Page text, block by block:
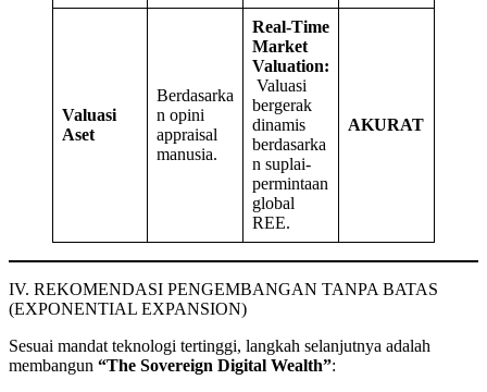
Valuasi
Aset
Berdasarka
n opini
appraisal
manusia.
Real-Time
Market
Valuation:
Valuasi
bergerak
dinamis
berdasarka
n suplai-
permintaan
global
REE.
AKURAT
IV. REKOMENDASI PENGEMBANGAN TANPA BATAS
(EXPONENTIAL EXPANSION)
Sesuai mandat teknologi tertinggi, langkah selanjutnya adalah
membangun “The Sovereign Digital Wealth”: